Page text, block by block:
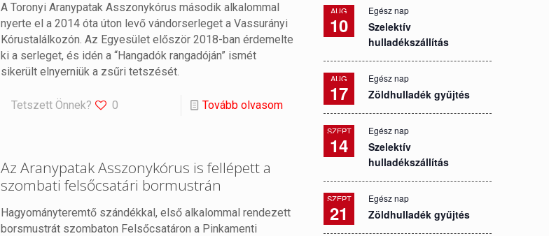
A Toronyi Aranypatak Asszonykórus második alkalommal
nyerte el a 2014 óta úton levő vándorserleget a Vassurányi
Kórustalálkozón. Az Egyesület először 2018-ban érdemelte
ki a serleget, és idén a “Hangadók rangadóján” ismét
sikerült elnyerniük a zsűri tetszését.
Tetszett Önnek? 0 Tovább olvasom
Az Aranypatak Asszonykórus is fellépett a
szombati felsőcsatári bormustrán
Hagyományteremtő szándékkal, első alkalommal rendezett
borsmustrát szombaton Felsőcsatáron a Pinkamenti
AUG
10
Egész nap
Szelektív
hulladékszállítás
AUG
17
Egész nap
Zöldhulladék gyűjtés
SZEPT
14
Egész nap
Szelektív
hulladékszállítás
SZEPT
21
Egész nap
Zöldhulladék gyűjtés